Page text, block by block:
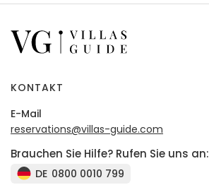
KONTAKT
E-Mail
reservations@villas-guide.com
Brauchen Sie Hilfe? Rufen Sie uns an:
DE 0800 0010 799